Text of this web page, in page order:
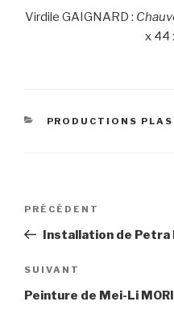
Virdile GAIGNARD :
x 44
CATÉGORIES
PRODUCTIONS
Navigation
l’article
Article
précédent
PRÉCÉDENT
Installation de Petra
Article
suivant
SUIVANT
Peinture de Mei-Li